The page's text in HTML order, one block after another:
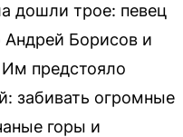
дошли трое: певец
Андрей Борисов и
предстояло
забивать огромные
горы и